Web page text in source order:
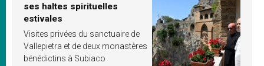
ses haltes spirituelles
estivales
Visites privées du sanctuaire de
Vallepietra et de deux monastères
bénédictins à Subiaco